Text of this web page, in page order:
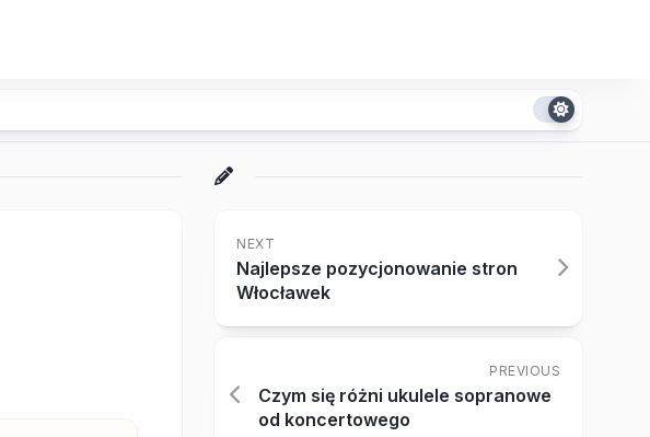
NEXT
Najlepsze pozycjonowanie stron
Włocławek
PREVIOUS
Czym się różni ukulele sopranowe
od koncertowego